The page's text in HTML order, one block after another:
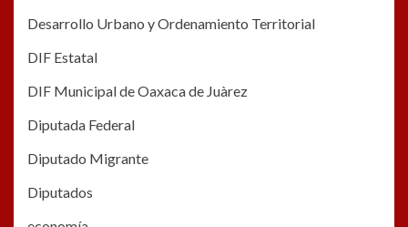
Desarrollo Urbano y Ordenamiento Territorial
DIF Estatal
DIF Municipal de Oaxaca de Juàrez
Diputada Federal
Diputado Migrante
Diputados